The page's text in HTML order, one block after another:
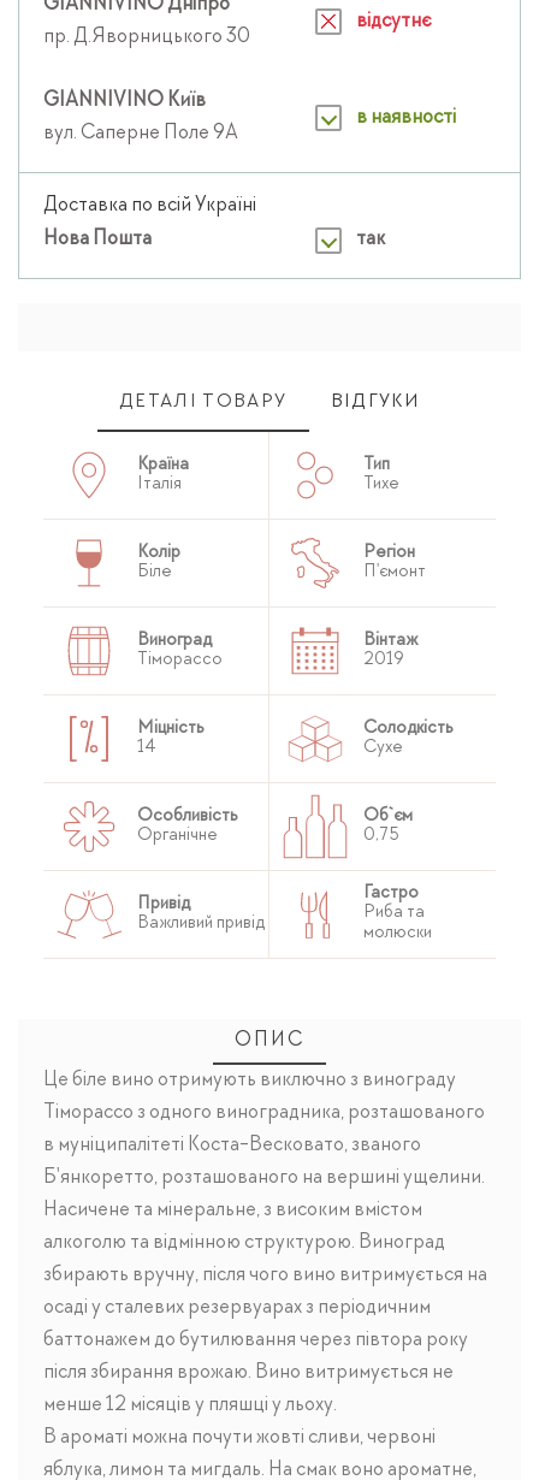
GIANNIVINO Дніпро
пр. Д.Яворницького 30
відсутнє
GIANNIVINO Київ
вул. Саперне Поле 9А
в наявності
Доставка по всій Україні
Нова Пошта
так
ДЕТАЛІ ТОВАРУ ВІДГУКИ
Країна
Італія
Тип
Тихе
Колір
Біле
Регіон
П'ємонт
Виноград
Тіморассо
Вінтаж
2019
Міцність
14
Солодкість
Сухе
Особливість
Органічне
Об`єм
0,75
Привід
Важливий привід
Гастро
Риба та
молюски
ОПИС
Це біле вино отримують виключно з винограду
Тіморассо з одного виноградника, розташованого
в муніципалітеті Коста-Весковато, званого
Б'янкоретто, розташованого на вершині ущелини.
Насичене та мінеральне, з високим вмістом
алкоголю та відмінною структурою. Виноград
збирають вручну, після чого вино витримується на
осаді у сталевих резервуарах з періодичним
баттонажем до бутилювання через півтора року
після збирання врожаю. Вино витримується не
менше 12 місяців у пляшці у льоху.
В ароматі можна почути жовті сливи, червоні
яблука, лимон та мигдаль. На смак воно ароматне,